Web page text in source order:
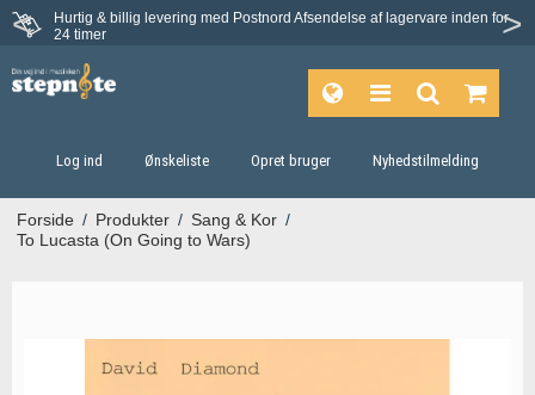
Hurtig & billig levering med Postnord Afsendelse af lagervare inden for
24 timer
Fortrydelsesret på 30 dage
Log ind Ønskeliste Opret bruger Nyhedstilmelding
Forside / Produkter / Sang & Kor /
To Lucasta (On Going to Wars)